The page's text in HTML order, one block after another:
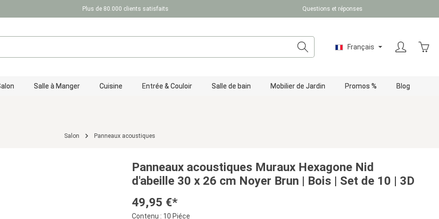
Plus de 80.000 clients satisfaits Questions et réponses
Français
Salle à Manger Cuisine Entrée & Couloir Salle de bain Mobilier de Jardin Promos % Blog
Salon Panneaux acoustiques
Panneaux acoustiques Muraux Hexagone Nid
d'abeille 30 x 26 cm Noyer Brun | Bois | Set de 10 | 3D
49,95 €*
Contenu : 10 Piéce